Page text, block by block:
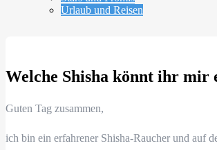
Urlaub und Reisen
Welche Shisha könnt ihr mir
Guten Tag zusammen,
ich bin ein erfahrener Shisha-Raucher und auf